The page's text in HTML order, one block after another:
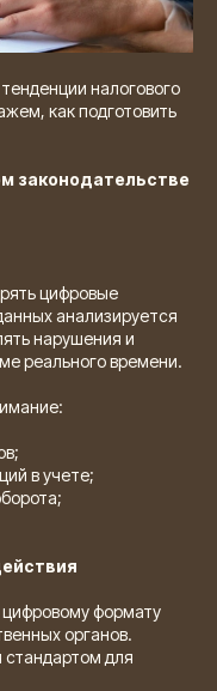
налогового
как подготовить
законодательстве
цифровые
анализируется
нарушения и
реального времени.
в учете;
формату
органов.
стандартом для